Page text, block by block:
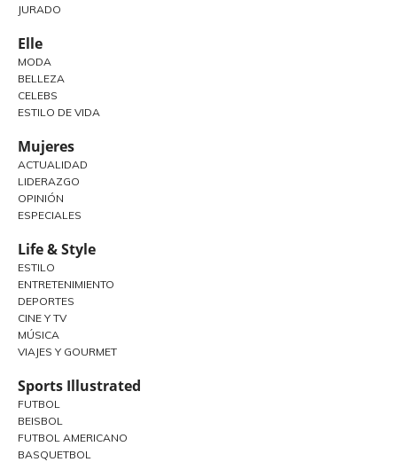
JURADO
Elle
MODA
BELLEZA
CELEBS
ESTILO DE VIDA
Mujeres
ACTUALIDAD
LIDERAZGO
OPINIÓN
ESPECIALES
Life & Style
ESTILO
ENTRETENIMIENTO
DEPORTES
CINE Y TV
MÚSICA
VIAJES Y GOURMET
Sports Illustrated
FUTBOL
BEISBOL
FUTBOL AMERICANO
BASQUETBOL